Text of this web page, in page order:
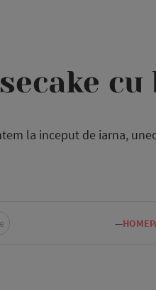
la inceput de iarna,
—